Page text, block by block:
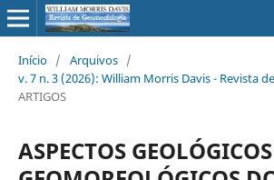
Início / Arquivos /
v. 7 n. 3 (2026): William Morris Davis - Revista
ARTIGOS
ASPECTOS